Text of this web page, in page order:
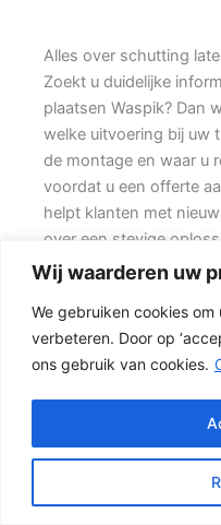
Wij waarderen uw
We gebruiken cookies
verbeteren. Door op
ons gebruik van cookies.
Alles over schutting
Zoekt u duidelijke
plaatsen Waspik? Dan
welke uitvoering bij uw
de montage en waar u
voordat u een offerte
helpt klanten met
over een stevige
De juiste
Wilt u zo min mogelijk
betonschutting of
slimme keuze. Daarom
beter dan alleen online
De juiste keuze voor
Een hout-beton